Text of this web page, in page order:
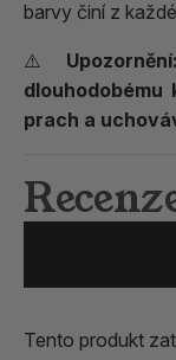
barvy činí z
⚠️
prach a
Tento produkt